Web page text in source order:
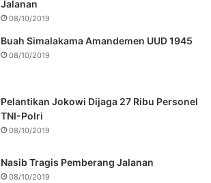
Jalanan
08/10/2019
Buah Simalakama Amandemen UUD 1945
08/10/2019
Pelantikan Jokowi Dijaga 27 Ribu Personel
TNI-Polri
08/10/2019
Nasib Tragis Pemberang Jalanan
08/10/2019